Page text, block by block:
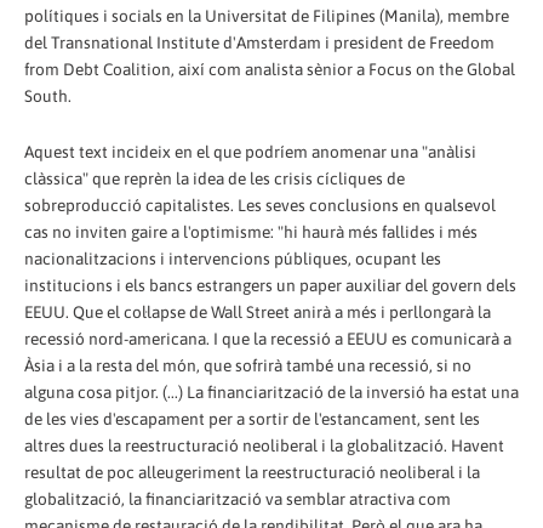
polítiques i socials en la Universitat de Filipines (Manila), membre
del Transnational Institute d'Amsterdam i president de Freedom
from Debt Coalition, així com analista sènior a Focus on the Global
South.
Aquest text incideix en el que podríem anomenar una "anàlisi
clàssica" que reprèn la idea de les crisis cícliques de
sobreproducció capitalistes. Les seves conclusions en qualsevol
cas no inviten gaire a l'optimisme: "hi haurà més fallides i més
nacionalitzacions i intervencions públiques, ocupant les
institucions i els bancs estrangers un paper auxiliar del govern dels
EEUU. Que el col·lapse de Wall Street anirà a més i perllongarà la
recessió nord-americana. I que la recessió a EEUU es comunicarà a
Àsia i a la resta del món, que sofrirà també una recessió, si no
alguna cosa pitjor. (...) La financiarització de la inversió ha estat una
de les vies d'escapament per a sortir de l'estancament, sent les
altres dues la reestructuració neoliberal i la globalització. Havent
resultat de poc alleugeriment la reestructuració neoliberal i la
globalització, la financiarització va semblar atractiva com